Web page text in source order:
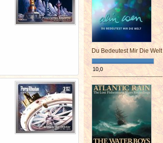
Du Bedeutest Mir Die Welt
10,0
¯¯¯¯¯¯¯¯¯¯¯¯¯¯¯¯¯¯¯¯¯¯¯¯